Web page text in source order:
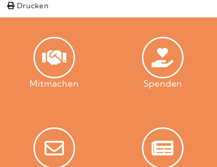
Drucken
Mitmachen Spenden